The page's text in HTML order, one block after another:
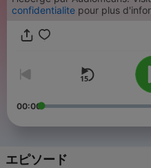
confidentialite pour plus
00:00
エピソード